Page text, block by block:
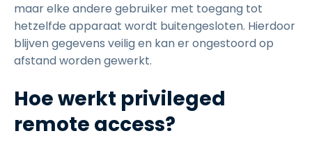
maar elke andere gebruiker met toegang tot
hetzelfde apparaat wordt buitengesloten. Hierdoor
blijven gegevens veilig en kan er ongestoord op
afstand worden gewerkt.
Hoe werkt privileged
remote access?